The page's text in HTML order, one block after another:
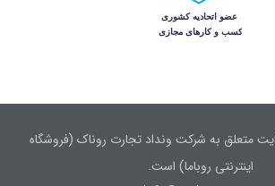
متعلق به شرکت ونداد تجارت روناک (فروشگاه
اینترنتی روباما) است.